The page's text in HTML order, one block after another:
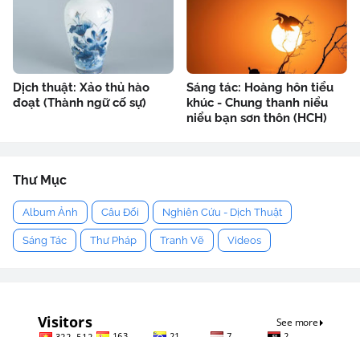
Dịch thuật: Xảo thủ hào
đoạt (Thành ngữ cố sự)
Sáng tác: Hoàng hôn tiểu
khúc - Chung thanh niểu
niểu bạn sơn thôn (HCH)
Thư Mục
Album Ảnh Câu Đối Nghiên Cứu - Dịch Thuật
Sáng Tác Thư Pháp Tranh Vẽ Videos